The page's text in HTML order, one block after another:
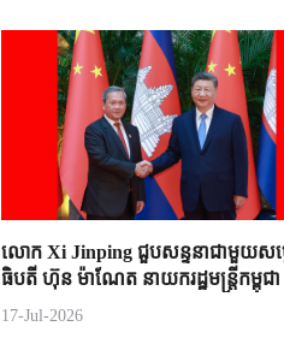
លោក Xi Jinping ជួបសន្ទនាជាមួយសម្
ធិបតី ហ៊ុន ម៉ាណែត នាយករដ្ឋមន្ត្រីកម្ពុជា
17-Jul-2026